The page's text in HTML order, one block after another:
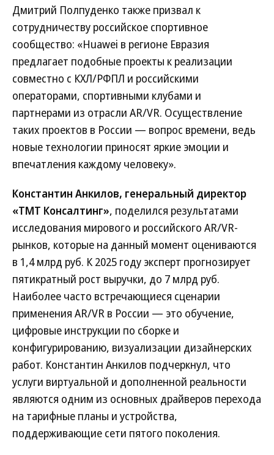
Дмитрий Полпуденко также призвал к
сотрудничеству российское спортивное
сообщество: «Huawei в регионе Евразия
предлагает подобные проекты к реализации
совместно с КХЛ/РФПЛ и российскими
операторами, спортивными клубами и
партнерами из отрасли AR/VR. Осуществление
таких проектов в России — вопрос времени, ведь
новые технологии приносят яркие эмоции и
впечатления каждому человеку».
Константин Анкилов, генеральный директор
«ТМТ Консалтинг», поделился результатами
исследования мирового и российского AR/VR-
рынков, которые на данный момент оцениваются
в 1,4 млрд руб. К 2025 году эксперт прогнозирует
пятикратный рост выручки, до 7 млрд руб.
Наиболее часто встречающиеся сценарии
применения AR/VR в России — это обучение,
цифровые инструкции по сборке и
конфигурированию, визуализации дизайнерских
работ. Константин Анкилов подчеркнул, что
услуги виртуальной и дополненной реальности
являются одним из основных драйверов перехода
на тарифные планы и устройства,
поддерживающие сети пятого поколения.